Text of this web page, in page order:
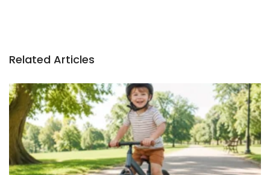
Related Articles